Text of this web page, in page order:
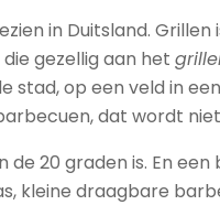
in Duitsland. Grillen
gezellig aan het
op een veld in
dat wordt
20 graden is. En
kleine draagbare